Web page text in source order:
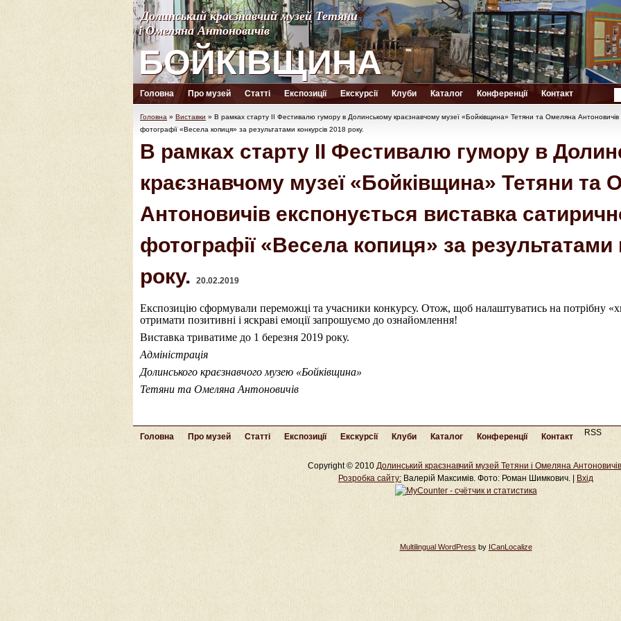
Долинський краєзнавчий музей Тетяни
і Омеляна Антоновичів
БОЙКІВЩИНА
Долинський краєзнавчий музей Тетяни
і Омеляна Антоновичів
БОЙКІВЩИНА
Головна Про музей Статті Експозиції Екскурсії Клуби Каталог Конференції Контакт
Головна » Виставки » В рамках старту ІІ Фестивалю гумору в Долинському краєзнавчому музеї «Бойківщина» Тетяни та Омеляна
фотографії «Весела копиця» за результатами конкурсів 2018 року.
В рамках старту ІІ Фестивалю гумору в
краєзнавчому музеї «Бойківщина» Тетяни та
Антоновичів експонується виставка
фотографії «Весела копиця» за результатами
року.
20.02.2019
Експозицію сформували переможці та учасники конкурсу. Отож, щоб налаштуватись на потрібну
отримати позитивні і яскраві емоції запрошуємо до ознайомлення!
Виставка триватиме до 1 березня 2019 року.
Адміністрація
Долинського краєзнавчого музею «Бойківщина»
Тетяни та Омеляна Антоновичів
Головна Про музей Статті Експозиції Екскурсії Клуби Каталог Конференції Контакт RSS
Copyright © 2010 Долинський краєзнавчий музей Тетяни і Омеляна Антоновичів
Розробка cайту: Валерій Максимів. Фото: Роман Шимкович. | Вхід
Multilingual WordPress by ICanLocalize